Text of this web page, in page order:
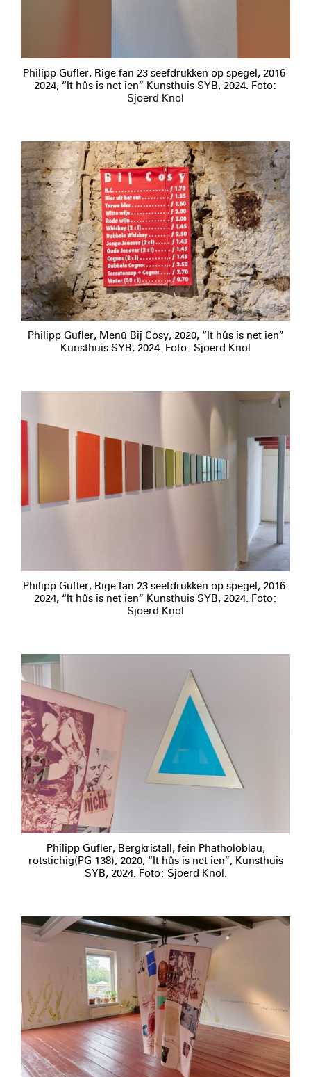
Philipp Gufler, Rige fan 23 seefdrukken op spegel, 2016-
2024, “It hûs is net ien” Kunsthuis SYB, 2024. Foto:
Sjoerd Knol
Philipp Gufler, Menü Bij Cosy, 2020, “It hûs is net ien”
Kunsthuis SYB, 2024. Foto: Sjoerd Knol
Philipp Gufler, Rige fan 23 seefdrukken op spegel, 2016-
2024, “It hûs is net ien” Kunsthuis SYB, 2024. Foto:
Sjoerd Knol
Philipp Gufler, Bergkristall, fein Phatholoblau,
rotstichig(PG 138), 2020, “It hûs is net ien”, Kunsthuis
SYB, 2024. Foto: Sjoerd Knol.